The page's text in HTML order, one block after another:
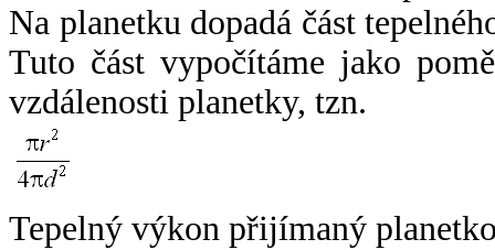
Na planetku dopadá část
Tuto část vypočítáme jako
vzdálenosti planetky, tzn.
Tepelný výkon přijímaný